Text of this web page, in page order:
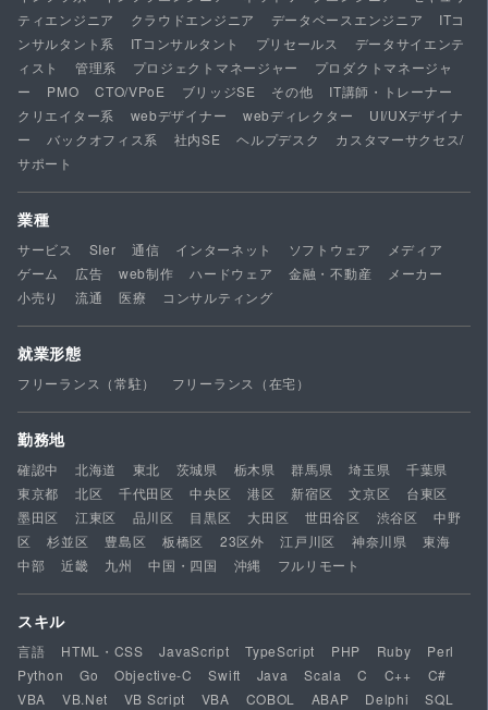
ティエンジニア
クラウドエンジニア データベースエンジニア
ITコ
ンサルタント系
ITコンサルタント プリセールス
データサイエンテ
ィスト
管理系 プロジェクトマネージャー
プロダクトマネージャ
ー
PMO CTO/VPoE ブリッジSE その他
IT講師・トレーナー
クリエイター系
webデザイナー webディレクター
UI/UXデザイナ
ー
バックオフィス系 社内SE ヘルプデスク
カスタマーサクセス/
サポート
業種
サービス SIer 通信 インターネット ソフトウェア
メディア
ゲーム
広告 web制作 ハードウェア 金融・不動産
メーカー
小売り
流通 医療 コンサルティング
就業形態
フリーランス（常駐） フリーランス（在宅）
勤務地
確認中 北海道 東北 茨城県 栃木県 群馬県 埼玉県
千葉県
東京都
北区 千代田区 中央区 港区 新宿区 文京区
台東区
墨田区
江東区 品川区 目黒区 大田区 世田谷区 渋谷区
中野
区
杉並区 豊島区 板橋区 23区外 江戸川区 神奈川県
東海
中部
近畿 九州 中国・四国 沖縄 フルリモート
スキル
言語 HTML・CSS JavaScript TypeScript PHP Ruby
Perl
Python
Go Objective-C Swift Java Scala C C++
C#
VBA
VB.Net VB Script VBA COBOL ABAP Delphi
SQL